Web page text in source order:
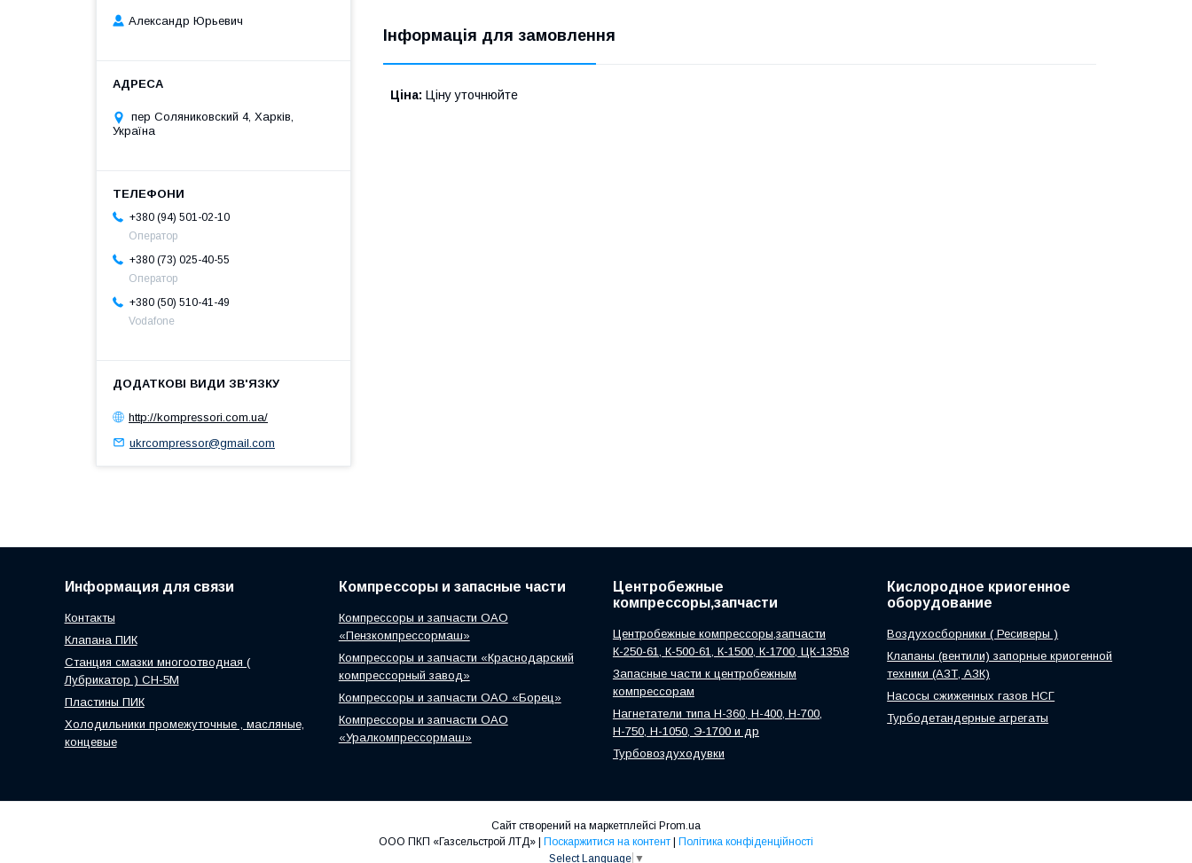
Інформація для замовлення
Ціна: Ціну уточнюйте
Александр Юрьевич
пер Соляниковский 4, Харків,
Україна
+380 (94) 501-02-10
Оператор
+380 (73) 025-40-55
Оператор
+380 (50) 510-41-49
Vodafone
http://kompressori.com.ua/
ukrcompressor@gmail.com
Информация для связи
Контакты
Клапана ПИК
Станция смазки многоотводная (
Лубрикатор ) СН-5М
Пластины ПИК
Холодильники промежуточные , масляные,
концевые
Компрессоры и запасные части
Компрессоры и запчасти ОАО
«Пензкомпрессормаш»
Компрессоры и запчасти «Краснодарский
компрессорный завод»
Компрессоры и запчасти ОАО «Борец»
Компрессоры и запчасти ОАО
«Уралкомпрессормаш»
Центробежные
компрессоры,запчасти
Центробежные компрессоры,запчасти
К-250-61, К-500-61, К-1500, К-1700, ЦК-135\8
Запасные части к центробежным
компрессорам
Нагнетатели типа Н-360, Н-400, Н-700,
Н-750, Н-1050, Э-1700 и др
Турбовоздуходувки
Кислородное криогенное
оборудование
Воздухосборники ( Ресиверы )
Клапаны (вентили) запорные криогенной
техники (АЗТ, АЗК)
Насосы сжиженных газов НСГ
Турбодетандерные агрегаты
Сайт створений на маркетплейсі Prom.ua
Поскаржитися на контент
Політика конфіденційності
Select Language ▼